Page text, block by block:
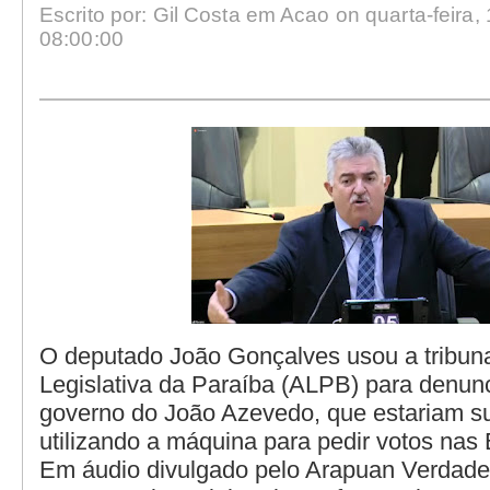
Escrito por: Gil Costa em Acao on quarta-
08:00:00
O deputado João Gonçalves usou a
Legislativa da Paraíba (ALPB) para
governo do João Azevedo, que estariam
utilizando a máquina para pedir votos nas
Em áudio divulgado pelo Arapuan